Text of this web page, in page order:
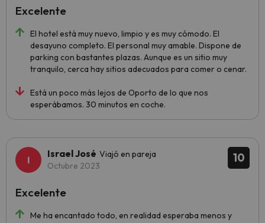
El hotel está muy nuevo, limpio y es muy cómodo. El
desayuno completo. El personal muy amable. Dispone de
parking con bastantes plazas. Aunque es un sitio muy
tranquilo, cerca hay sitios adecuados para comer o cenar.
Está un poco más lejos de Oporto de lo que nos
esperábamos. 30 minutos en coche.
Excelente
10
Israel José Viajó en pareja
Octubre 2023
Me ha encantado todo, en realidad esperaba menos y
Excelente